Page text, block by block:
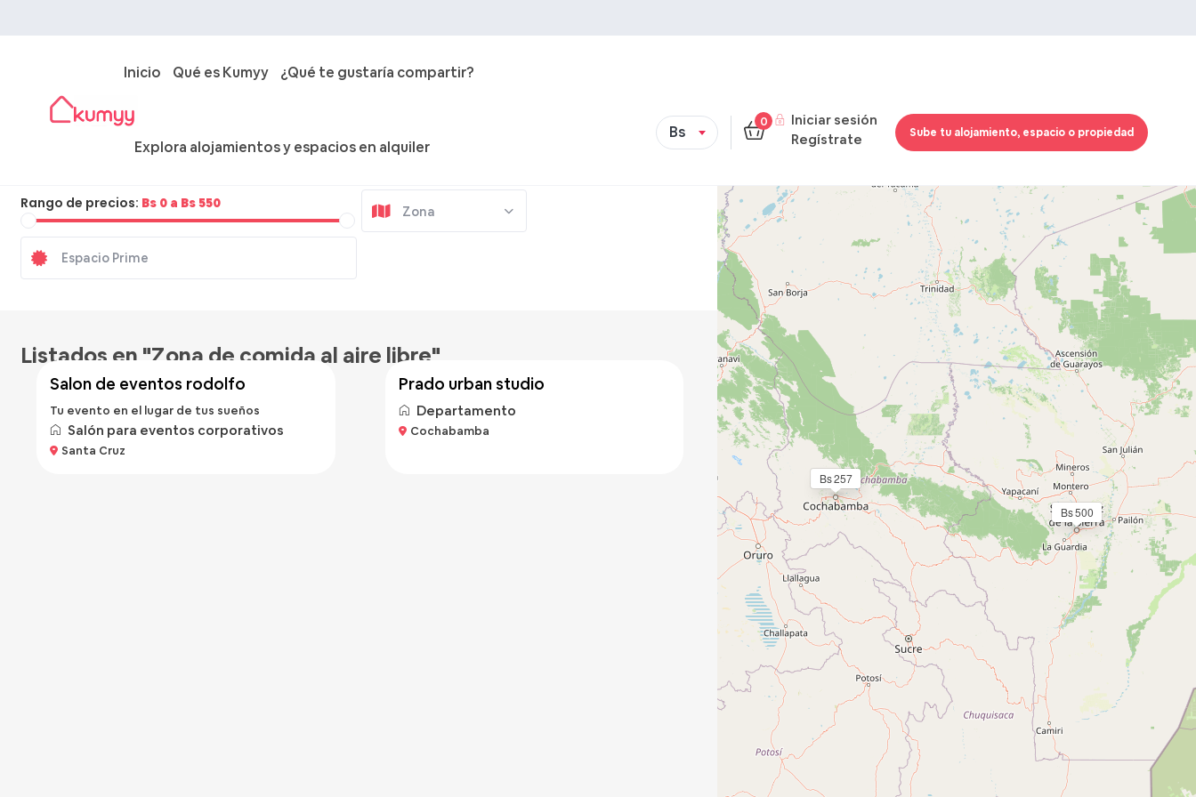
Bs
0
Iniciar sesión
Regístrate
Sube tu alojamiento, espacio o propiedad
Inicio Qué es Kumyy ¿Qué te gustaría compartir?
Explora alojamientos y espacios en alquiler
Cargando mapas
Bs 500
Bs 257
Rango de precios: Bs 0 a Bs 550
Zona
Listados en "Zona de comida al aire libre"
salon de eventos rodolfo
Tu evento en el lugar de tus sueños
Salón para eventos corporativos
Santa Cruz
prado urban studio
Departamento
Cochabamba